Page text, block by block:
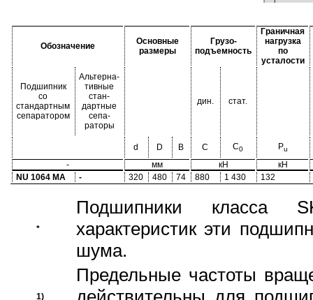
Обозначение
Основные
размеры
Грузо-
подъемность
Граничная
нагрузка
по
усталости
Подшипник
со
стандартным
сепаратором
Альтерна-
тивные
стан-
дартные
сепа-
раторы
дин. стат.
d D B C C0 Pu
- мм кН
кН
NU 1064 MA
- 320 480 74 880 1 430 132
*
Подшипники класса
характеристик эти
шума.
1)
Предельные частоты